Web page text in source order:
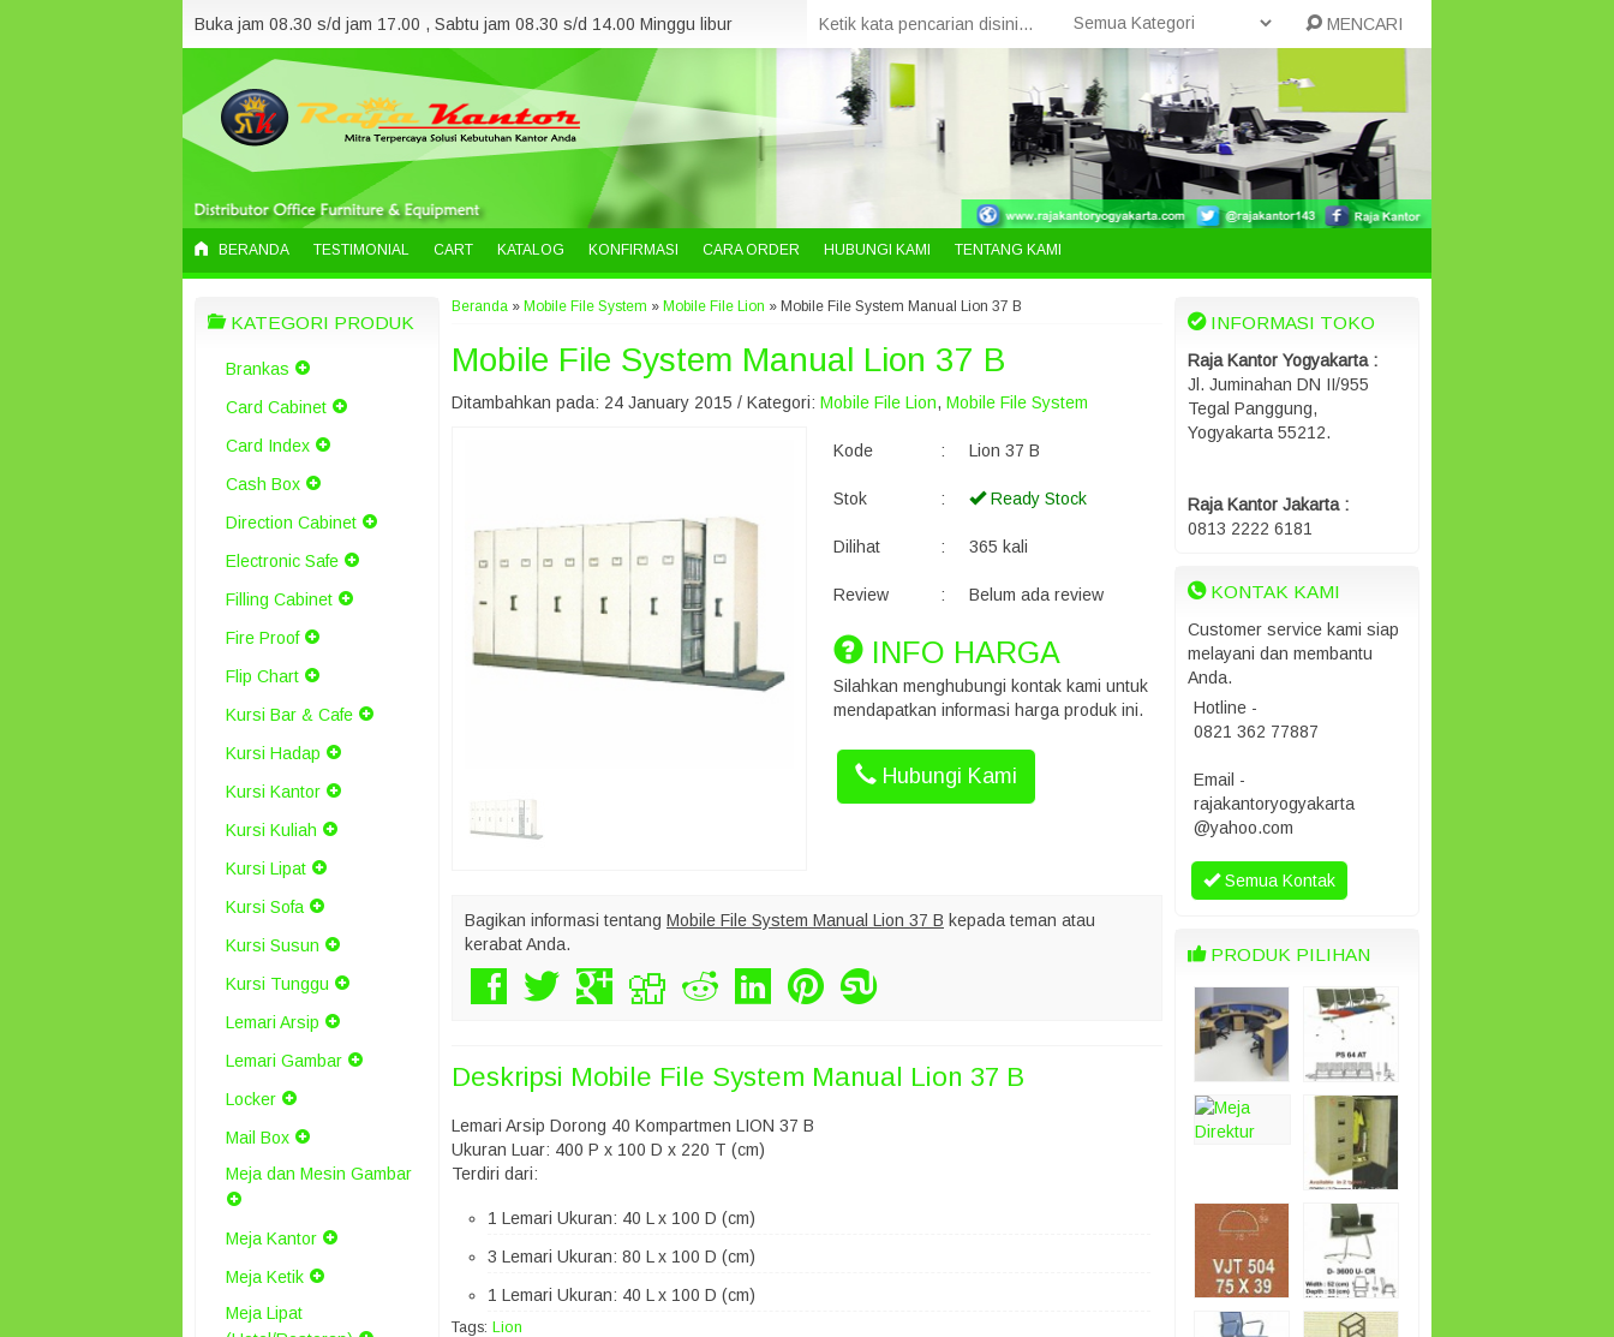
Buka jam 08.30 s/d jam 17.00 , Sabtu jam 08.30 s/d 14.00 Minggu libur MENCARI
BERANDA TESTIMONIAL CART KATALOG KONFIRMASI CARA ORDER HUBUNGI KAMI TENTANG KAMI
KATEGORI PRODUK
Brankas
Card Cabinet
Card Index
Cash Box
Direction Cabinet
Electronic Safe
Filling Cabinet
Fire Proof
Flip Chart
Kursi Bar & Cafe
Kursi Hadap
Kursi Kantor
Kursi Kuliah
Kursi Lipat
Kursi Sofa
Kursi Susun
Kursi Tunggu
Lemari Arsip
Lemari Gambar
Locker
Mail Box
Meja dan Mesin Gambar
Meja Kantor
Meja Ketik
Meja Lipat
Beranda » Mobile File System » Mobile File Lion » Mobile File System Manual Lion 37 B
Mobile File System Manual Lion 37 B
Ditambahkan pada: 24 January 2015 / Kategori: Mobile File Lion, Mobile File System
Kode : Lion 37 B
Stok : Ready Stock
Dilihat : 365 kali
Review : Belum ada review
INFO HARGA
Silahkan menghubungi kontak kami untuk
mendapatkan informasi harga produk ini.
Hubungi Kami
Bagikan informasi tentang Mobile File System Manual Lion 37 B kepada teman atau
kerabat Anda.
Deskripsi Mobile File System Manual Lion 37 B
Lemari Arsip Dorong 40 Kompartmen LION 37 B
Ukuran Luar: 400 P x 100 D x 220 T (cm)
Terdiri dari:
1 Lemari Ukuran: 40 L x 100 D (cm)
3 Lemari Ukuran: 80 L x 100 D (cm)
1 Lemari Ukuran: 40 L x 100 D (cm)
Tags: Lion
INFORMASI TOKO
Raja Kantor Yogyakarta :
Jl. Juminahan DN II/955
Tegal Panggung,
Yogyakarta 55212.
Raja Kantor Jakarta :
0813 2222 6181
KONTAK KAMI
Customer service kami siap
melayani dan membantu
Anda.
Hotline -
0821 362 77887
Email -
rajakantoryogyakarta
@yahoo.com
Semua Kontak
PRODUK PILIHAN